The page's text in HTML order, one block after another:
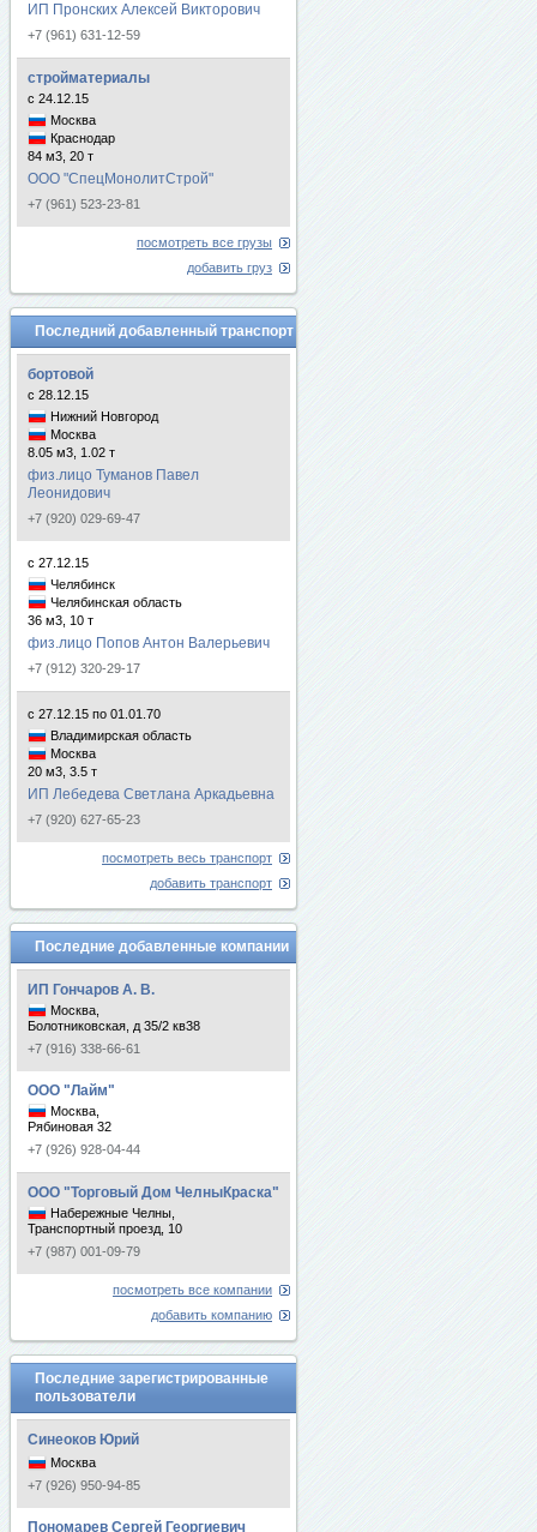
ИП Пронских Алексей Викторович
+7 (961) 631-12-59
стройматериалы
с 24.12.15
Москва
Краснодар
84 м3, 20 т
ООО "СпецМонолитСтрой"
+7 (961) 523-23-81
посмотреть все грузы
добавить груз
Последний добавленный транспорт
бортовой
с 28.12.15
Нижний Новгород
Москва
8.05 м3, 1.02 т
физ.лицо Туманов Павел
Леонидович
+7 (920) 029-69-47
с 27.12.15
Челябинск
Челябинская область
36 м3, 10 т
физ.лицо Попов Антон Валерьевич
+7 (912) 320-29-17
с 27.12.15 по 01.01.70
Владимирская область
Москва
20 м3, 3.5 т
ИП Лебедева Светлана Аркадьевна
+7 (920) 627-65-23
посмотреть весь транспорт
добавить транспорт
Последние добавленные компании
ИП Гончаров А. В.
Москва,
Болотниковская, д 35/2 кв38
+7 (916) 338-66-61
ООО "Лайм"
Москва,
Рябиновая 32
+7 (926) 928-04-44
ООО "Торговый Дом ЧелныКраска"
Набережные Челны,
Транспортный проезд, 10
+7 (987) 001-09-79
посмотреть все компании
добавить компанию
Последние зарегистрированные
пользователи
Синеоков Юрий
Москва
+7 (926) 950-94-85
Пономарев Сергей Георгиевич